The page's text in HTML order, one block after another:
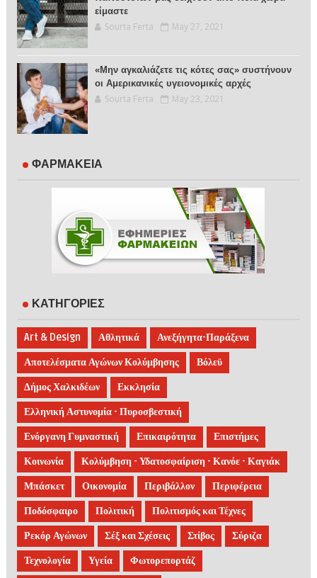
είμαστε
Sourta Ferta May 27, 2021
«Μην αγκαλιάζετε τις κότες σας» συστήνουν
οι Αμερικανικές υγειονομικές αρχές
Sourta Ferta May 23, 2021
ΦΑΡΜΑΚΕΙΑ
ΚΑΤΗΓΟΡΙΕΣ
Art & Design Αθλητικά Ανεξήγητα-Παράξενα
Αποτελέσματα Αγώνων Κολύμβησης Βόλεϋ
Δήμος Χαλκιδέων Εκκλησία
Ελληνική Αστυνομία - Πυροσβεστική
Ενόργανη Γυμναστική Επικαιρότητα Επιστήμες
Κοινωνία Κολύμβηση - Υδατοσφαίριση - Κανόε - Καγιάκ
Μπάσκετ Οικονομία Περιβάλλον Περιφέρεια
Ποδόσφαιρο Πολιτική Πολιτισμός και Τέχνες
Ρεκόρ Αγώνων Σέξ και Σχέσεις Στίβος Σύριζα
Τεχνολογία Υγεία Φωτορεπορτάζ